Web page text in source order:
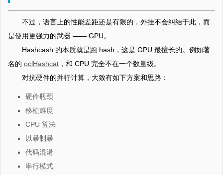
不过，语言上的性能差距还是有限的，外挂不会纠结于此，而
是使用更强力的武器 —— GPU。
Hashcash 的本质就是跑 hash，这是 GPU 最擅长的。例如著
名的 oclHashcat ，和 CPU 完全不在一个数量级。
对抗硬件的并行计算，大致有如下方案和思路：
硬件瓶颈
移植难度
CPU 算法
以暴制暴
代码混淆
串行模式